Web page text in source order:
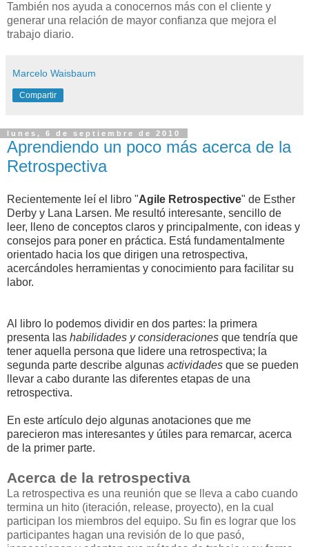
También nos ayuda a conocernos más con el cliente y
generar una relación de mayor confianza que mejora el
trabajo diario.
Marcelo Waisbaum
Compartir
lunes, 6 de septiembre de 2010
Aprendiendo un poco más acerca de la
Retrospectiva
Recientemente leí el libro "Agile Retrospective" de Esther
Derby y Lana Larsen. Me resultó interesante, sencillo de
leer, lleno de conceptos claros y principalmente, con ideas y
consejos para poner en práctica. Está fundamentalmente
orientado hacia los que dirigen una retrospectiva,
acercándoles herramientas y conocimiento para facilitar su
labor.
Al libro lo podemos dividir en dos partes: la primera
presenta las habilidades y consideraciones que tendría que
tener aquella persona que lidere una retrospectiva; la
segunda parte describe algunas actividades que se pueden
llevar a cabo durante las diferentes etapas de una
retrospectiva.
En este artículo dejo algunas anotaciones que me
parecieron mas interesantes y útiles para remarcar, acerca
de la primer parte.
Acerca de la retrospectiva
La retrospectiva es una reunión que se lleva a cabo cuando
termina un hito (iteración, release, proyecto), en la cual
participan los miembros del equipo. Su fin es lograr que los
participantes hagan una revisión de lo que pasó,